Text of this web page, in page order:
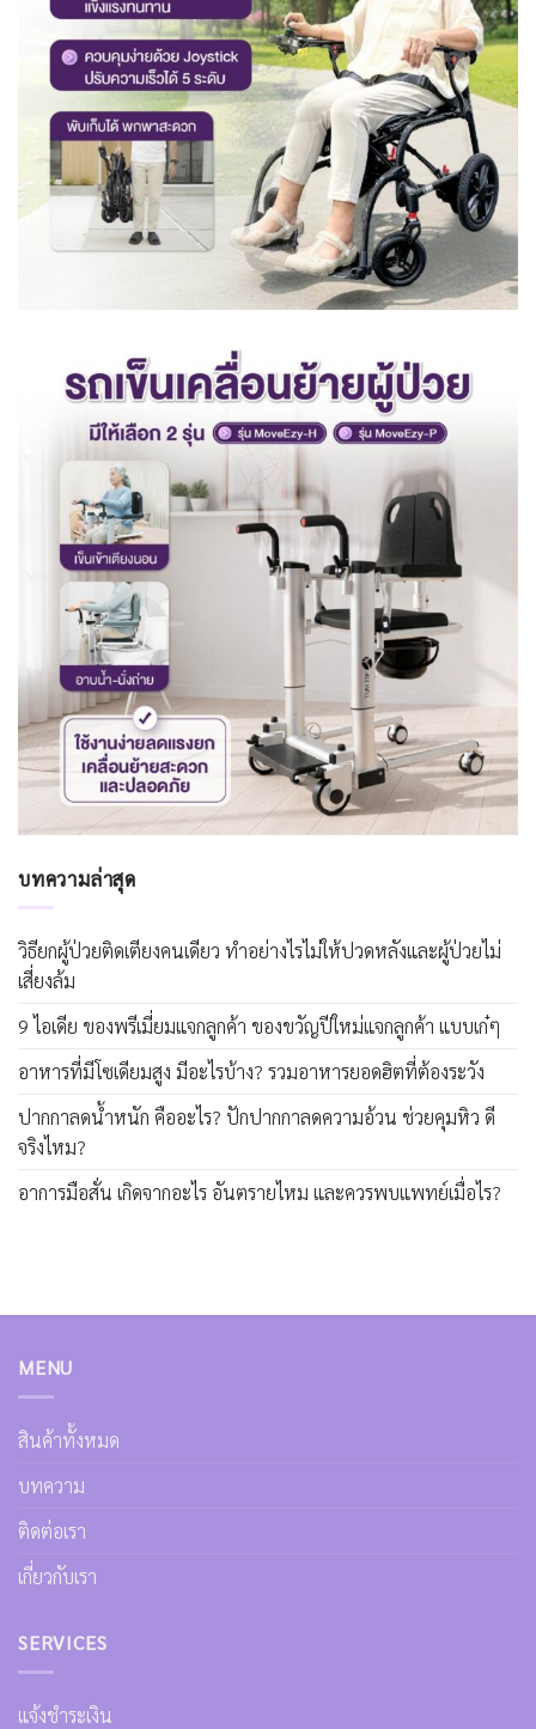
บทความล่าสุด
วิธียกผู้ป่วยติดเตียงคนเดียว ทำอย่างไรไม่ให้ปวดหลังและผู้ป่วยไม่
เสี่ยงล้ม
9 ไอเดีย ของพรีเมี่ยมแจกลูกค้า ของขวัญปีใหม่แจกลูกค้า แบบเก๋ๆ
อาหารที่มีโซเดียมสูง มีอะไรบ้าง? รวมอาหารยอดฮิตที่ต้องระวัง
ปากกาลดน้ำหนัก คืออะไร? ปักปากกาลดความอ้วน ช่วยคุมหิว ดี
จริงไหม?
อาการมือสั่น เกิดจากอะไร อันตรายไหม และควรพบแพทย์เมื่อไร?
MENU
สินค้าทั้งหมด
บทความ
ติดต่อเรา
เกี่ยวกับเรา
SERVICES
แจ้งชำระเงิน